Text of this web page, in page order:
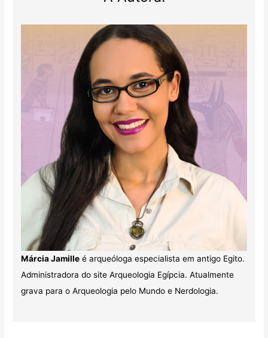
Márcia Jamilleé arqueóloga especialista em antigo Egito.
Administradora do site Arqueologia Egípcia. Atualmente
grava para o Arqueologia pelo Mundo e Nerdologia.